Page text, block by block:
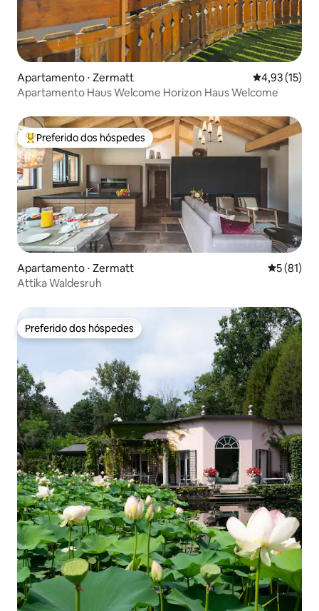
Apartamento ⋅ Zermatt 4,93 de uma
4,93 (15)
Apartamento Haus Welcome Horizon Haus Welcome
Entre os melhores preferidos dos hóspedes
Preferido dos hóspedes
Apartamento ⋅ Zermatt 5 de uma
5 (81)
Attika Waldesruh
Preferido dos hóspedes
Preferido dos hóspedes